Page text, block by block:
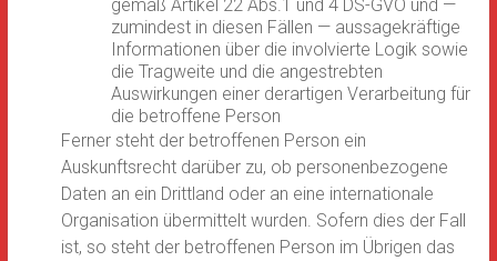
gemäß Artikel 22 Abs.1 und 4 DS-GVO und —
zumindest in diesen Fällen — aussagekräftige
Informationen über die involvierte Logik sowie
die Tragweite und die angestrebten
Auswirkungen einer derartigen Verarbeitung für
die betroffene Person
Ferner steht der betroffenen Person ein
Auskunftsrecht darüber zu, ob personenbezogene
Daten an ein Drittland oder an eine internationale
Organisation übermittelt wurden. Sofern dies der Fall
ist, so steht der betroffenen Person im Übrigen das